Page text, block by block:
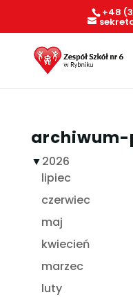
+48
▼2026
lipiec
czerwiec
maj
kwiecień
marzec
luty